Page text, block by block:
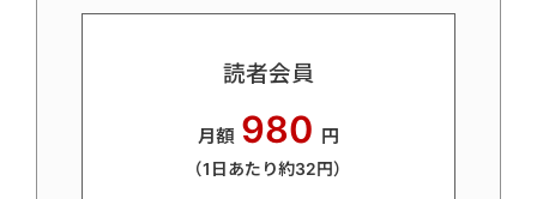
読者会員
月額 980 円
（1日あたり約32円）